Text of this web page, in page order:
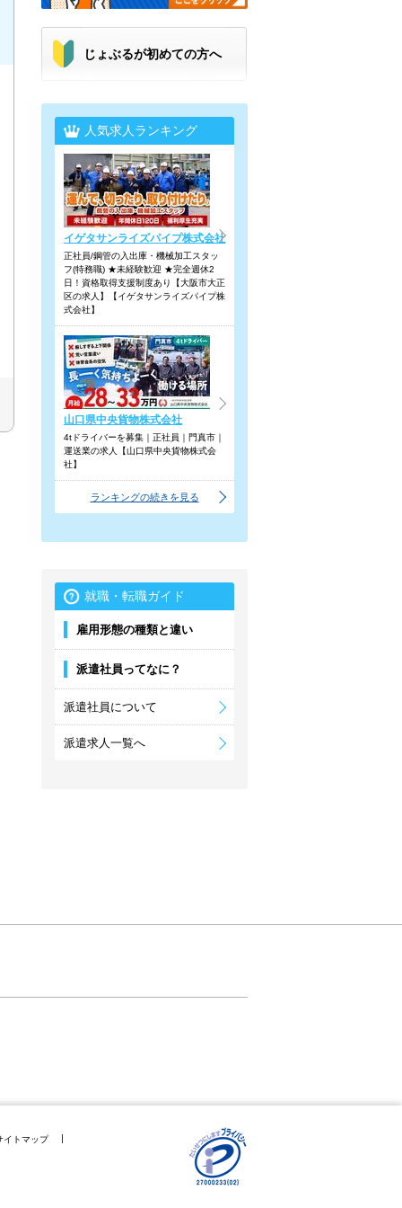
じょぶるが初めての方へ
人気求人ランキング
イゲタサンライズパイプ株式会社
正社員/鋼管の入出庫・機械加工スタッ
フ(特務職) ★未経験歓迎 ★完全週休2
日！資格取得支援制度あり【大阪市大正
区の求人】【イゲタサンライズパイプ株
式会社】
山口県中央貨物株式会社
4tドライバーを募集｜正社員｜門真市｜
運送業の求人【山口県中央貨物株式会
社】
ランキングの続きを見る
就職・転職ガイド
雇用形態の種類と違い
派遣社員ってなに？
派遣社員について
派遣求人一覧へ
イトマップ